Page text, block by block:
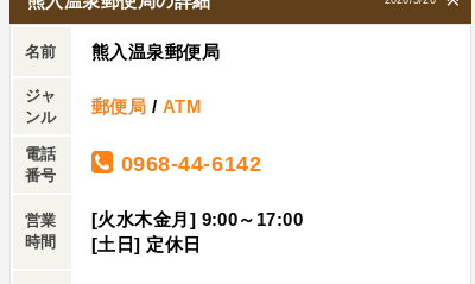
名前 熊入温泉郵便局
ジャ
ンル
郵便局 / ATM
電話
番号
0968-44-6142
営業
時間
[火水木金月] 9:00～17:00
[土日] 定休日